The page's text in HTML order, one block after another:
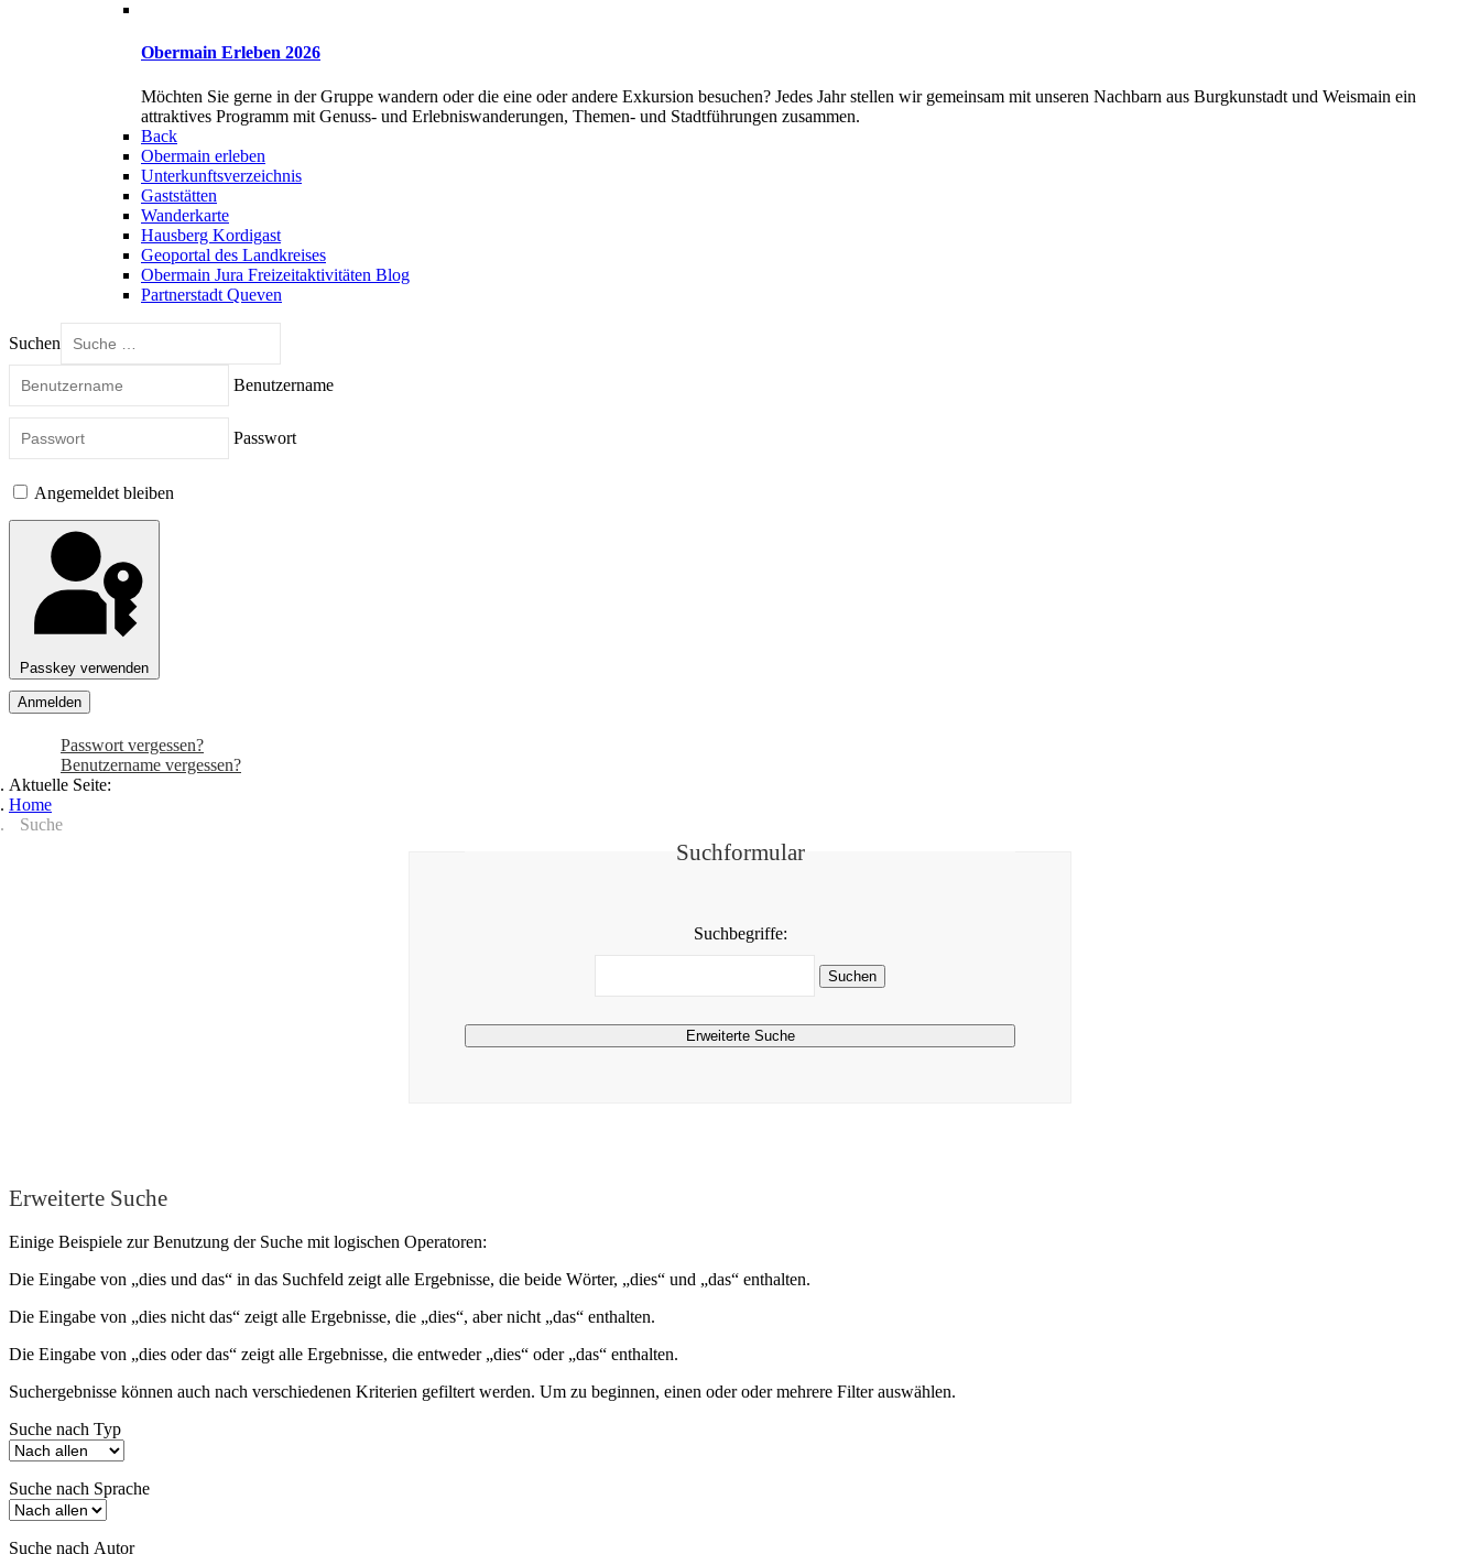
Obermain Erleben 2026
Möchten Sie gerne in der Gruppe wandern oder die eine oder andere Exkursion besuchen? Jedes Jahr stellen wir gemeinsam mit unseren Nachbarn aus Burgkunstadt und Weismain ein
attraktives Programm mit Genuss- und Erlebniswanderungen, Themen- und Stadtführungen zusammen.
Back
Obermain erleben
Unterkunftsverzeichnis
Gaststätten
Wanderkarte
Hausberg Kordigast
Geoportal des Landkreises
Obermain Jura Freizeitaktivitäten Blog
Partnerstadt Queven
Suchen
Benutzername
Passwort
Angemeldet bleiben
Passkey verwenden
Anmelden
Passwort vergessen?
Benutzername vergessen?
Aktuelle Seite:
Home
Suche
Suchformular
Suchbegriffe:
Suchen
Erweiterte Suche
Erweiterte Suche
Einige Beispiele zur Benutzung der Suche mit logischen Operatoren:
Die Eingabe von „dies und das“ in das Suchfeld zeigt alle Ergebnisse, die beide Wörter, „dies“ und „das“ enthalten.
Die Eingabe von „dies nicht das“ zeigt alle Ergebnisse, die „dies“, aber nicht „das“ enthalten.
Die Eingabe von „dies oder das“ zeigt alle Ergebnisse, die entweder „dies“ oder „das“ enthalten.
Suchergebnisse können auch nach verschiedenen Kriterien gefiltert werden. Um zu beginnen, einen oder oder mehrere Filter auswählen.
Suche nach Typ
Suche nach Sprache
Suche nach Autor